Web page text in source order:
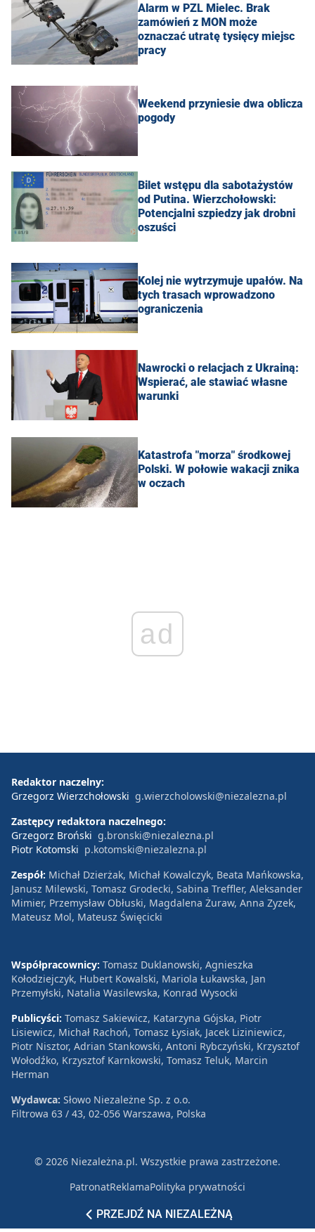
Alarm w PZL Mielec. Brak
zamówień z MON może
oznaczać utratę tysięcy miejsc
pracy
Weekend przyniesie dwa oblicza
pogody
Bilet wstępu dla sabotażystów
od Putina. Wierzchołowski:
Potencjalni szpiedzy jak drobni
oszuści
Kolej nie wytrzymuje upałów. Na
tych trasach wprowadzono
ograniczenia
Nawrocki o relacjach z Ukrainą:
Wspierać, ale stawiać własne
warunki
Katastrofa "morza" środkowej
Polski. W połowie wakacji znika
w oczach
ad
PRZEJDŹ NA NIEZALEŻNĄ
Redaktor naczelny:
Grzegorz Wierzchołowski g.wierzcholowski@niezalezna.pl
Zastępcy redaktora naczelnego:
Grzegorz Broński g.bronski@niezalezna.pl
Piotr Kotomski p.kotomski@niezalezna.pl
Zespół: Michał Dzierżak, Michał Kowalczyk, Beata Mańkowska,
Janusz Milewski, Tomasz Grodecki, Sabina Treffler, Aleksander
Mimier, Przemysław Obłuski, Magdalena Żuraw, Anna Zyzek,
Mateusz Mol, Mateusz Święcicki
Współpracownicy: Tomasz Duklanowski, Agnieszka
Kołodziejczyk, Hubert Kowalski, Mariola Łukawska, Jan
Przemyłski, Natalia Wasilewska, Konrad Wysocki
Publicyści: Tomasz Sakiewicz, Katarzyna Gójska, Piotr
Lisiewicz, Michał Rachoń, Tomasz Łysiak, Jacek Liziniewicz,
Piotr Nisztor, Adrian Stankowski, Antoni Rybczyński, Krzysztof
Wołodźko, Krzysztof Karnkowski, Tomasz Teluk, Marcin
Herman
Wydawca: Słowo Niezależne Sp. z o.o.
Filtrowa 63 / 43, 02-056 Warszawa, Polska
© 2026 Niezależna.pl. Wszystkie prawa zastrzeżone.
PatronatReklamaPolityka prywatności